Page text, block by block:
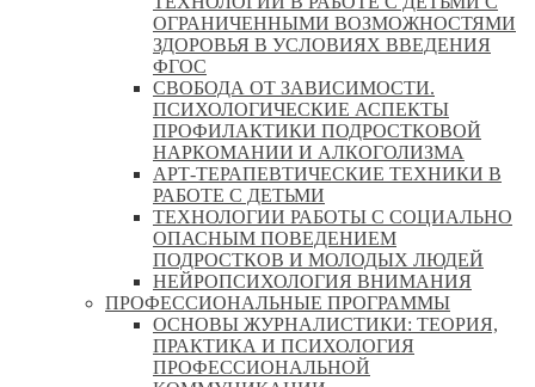
ОГРАНИЧЕННЫМИ ВОЗМОЖНОСТЯМИ
ЗДОРОВЬЯ В УСЛОВИЯХ ВВЕДЕНИЯ
ФГОС
СВОБОДА ОТ ЗАВИСИМОСТИ.
ПСИХОЛОГИЧЕСКИЕ АСПЕКТЫ
ПРОФИЛАКТИКИ ПОДРОСТКОВОЙ
НАРКОМАНИИ И АЛКОГОЛИЗМА
АРТ-ТЕРАПЕВТИЧЕСКИЕ ТЕХНИКИ В
РАБОТЕ С ДЕТЬМИ
ТЕХНОЛОГИИ РАБОТЫ С СОЦИАЛЬНО
ОПАСНЫМ ПОВЕДЕНИЕМ
ПОДРОСТКОВ И МОЛОДЫХ ЛЮДЕЙ
НЕЙРОПСИХОЛОГИЯ ВНИМАНИЯ
ПРОФЕССИОНАЛЬНЫЕ ПРОГРАММЫ
ОСНОВЫ ЖУРНАЛИСТИКИ: ТЕОРИЯ,
ПРАКТИКА И ПСИХОЛОГИЯ
ПРОФЕССИОНАЛЬНОЙ